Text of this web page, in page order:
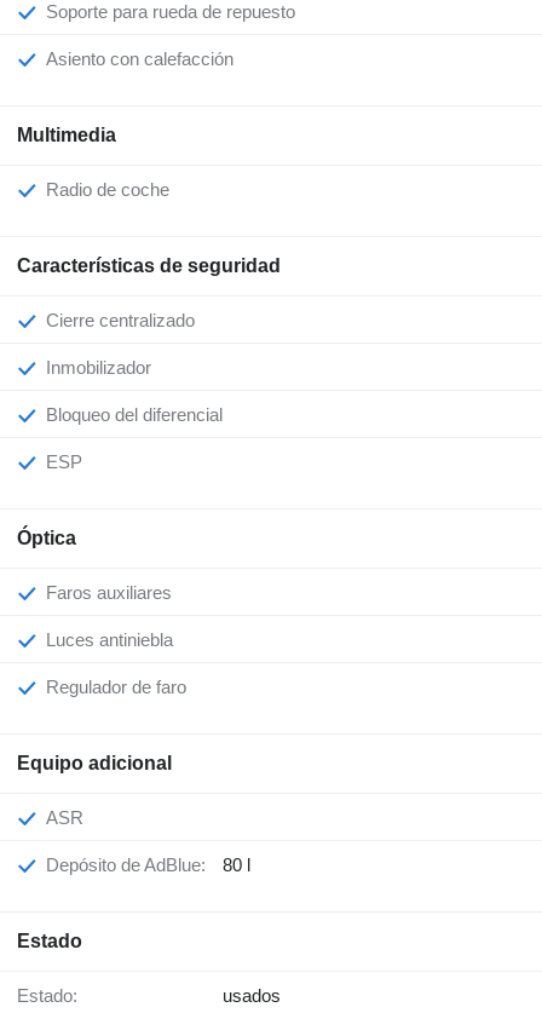
Soporte para rueda de repuesto
Asiento con calefacción
Multimedia
Radio de coche
Características de seguridad
Cierre centralizado
Inmobilizador
Bloqueo del diferencial
ESP
Óptica
Faros auxiliares
Luces antiniebla
Regulador de faro
Equipo adicional
ASR
Depósito de AdBlue: 80 l
Estado
Estado: usados